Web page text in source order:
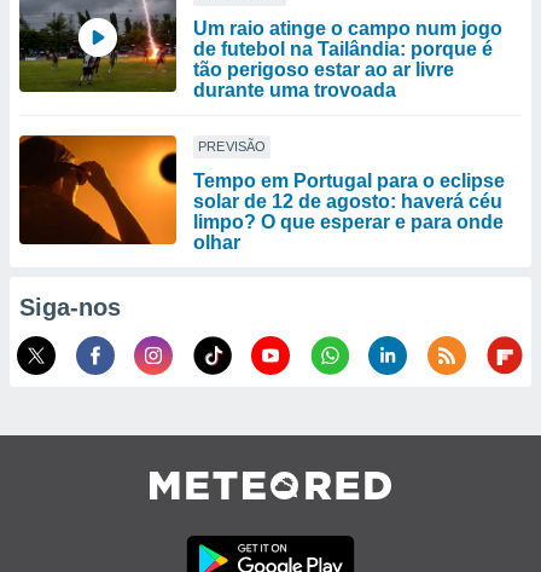
Um raio atinge o campo num jogo
de futebol na Tailândia: porque é
tão perigoso estar ao ar livre
durante uma trovoada
PREVISÃO
Tempo em Portugal para o eclipse
solar de 12 de agosto: haverá céu
limpo? O que esperar e para onde
olhar
Siga-nos